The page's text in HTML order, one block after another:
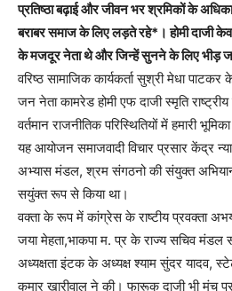
प्रतिष्ठा बढ़ाई और जीवन भर श्रमिकों के
बराबर समाज के लिए लड़ते रहे*। होमी दाजी
के मजदूर नेता थे और जिन्हें सुनने के लिए भीड़
वरिष्ठ सामाजिक कार्यकर्ता सुश्री मेधा
जन नेता कामरेड होमी एफ दाजी स्मृति
वर्तमान राजनीतिक परिस्थितियों में हमारी
यह आयोजन समाजवादी विचार प्रसार केंद्र
अभ्यास मंडल, श्रम संगठनो की संयुक्त अभियान
सयुंक्त रूप से किया था।
वक्ता के रूप में कांग्रेस के राष्टीय प्रवक्ता
जया मेहता,भाकपा म. प्र के राज्य सचिव मंडल
अध्यक्षता इंटक के अध्यक्ष श्याम सुंदर यादव,
कुमार खारीवाल ने की। फारूक दाजी भी मंच